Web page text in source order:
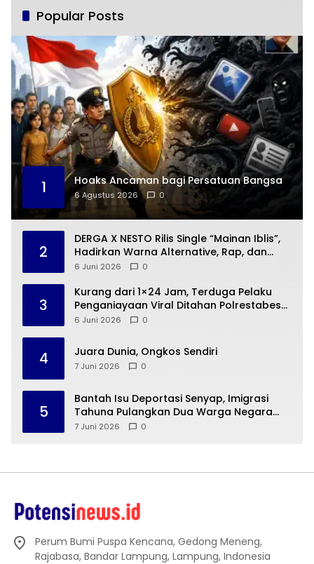
Popular Posts
1 Hoaks Ancaman bagi Persatuan Bangsa
6 Agustus 2026 0
2
DERGA X NESTO Rilis Single “Mainan Iblis”,
Hadirkan Warna Alternative, Rap, dan
Funk Rock yang Lebih Berani
6 Juni 2026 0
3
Kurang dari 1×24 Jam, Terduga Pelaku
Penganiayaan Viral Ditahan Polrestabes
Palembang
6 Juni 2026 0
4 Juara Dunia, Ongkos Sendiri
7 Juni 2026 0
5
Bantah Isu Deportasi Senyap, Imigrasi
Tahuna Pulangkan Dua Warga Negara
Cina ke Guangzhou
7 Juni 2026 0
Perum Bumi Puspa Kencana, Gedong Meneng,
Rajabasa, Bandar Lampung, Lampung, Indonesia